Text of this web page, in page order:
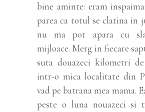
bine aminte: eram
parea ca totul se clatina in
nu ma pot apara cu
mijloace. Merg in fiecare
suta douazeci kilometri
intr-o mica localitate din
vad pe batrana mea mama.
peste o luna nouazeci si